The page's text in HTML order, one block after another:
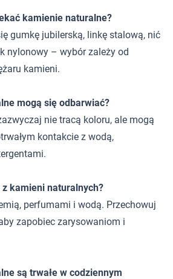
kamienie naturalne?
gumkę jubilerską, linkę stalową, nić
nylonowy – wybór zależy od
kamieni.
mogą się odbarwiać?
nie tracą koloru, ale mogą
kontakcie z wodą,
kamieni naturalnych?
perfumami i wodą. Przechowuj
zapobiec zarysowaniom i
są trwałe w codziennym